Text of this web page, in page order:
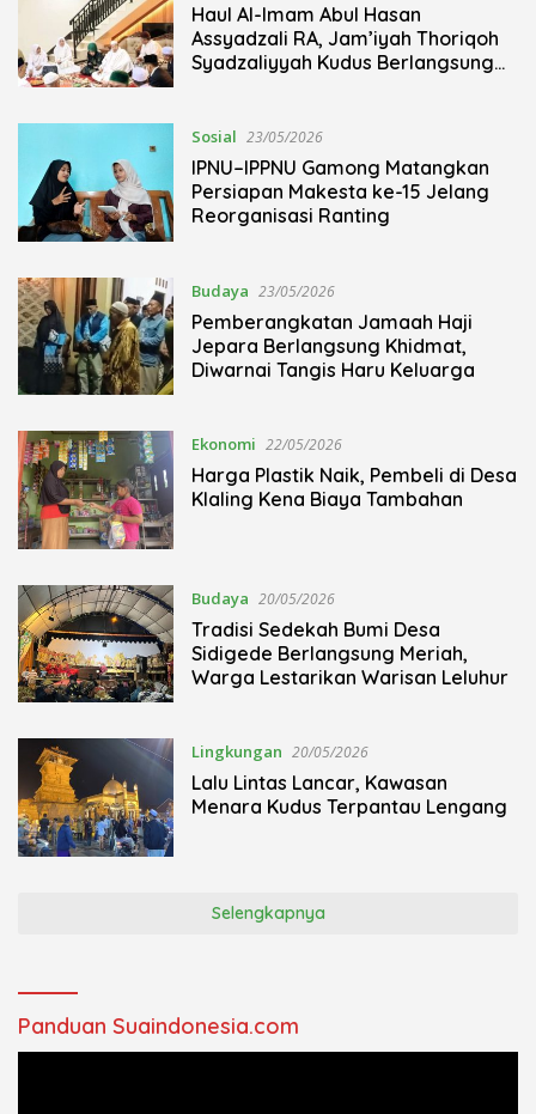
Haul Al-Imam Abul Hasan
Assyadzali RA, Jam’iyah Thoriqoh
Syadzaliyyah Kudus Berlangsung
Sosial 23/05/2026
IPNU–IPPNU Gamong Matangkan
Persiapan Makesta ke-15 Jelang
Reorganisasi Ranting
Budaya 23/05/2026
Pemberangkatan Jamaah Haji
Jepara Berlangsung Khidmat,
Diwarnai Tangis Haru Keluarga
Ekonomi 22/05/2026
Harga Plastik Naik, Pembeli di Desa
Klaling Kena Biaya Tambahan
Budaya 20/05/2026
Tradisi Sedekah Bumi Desa
Sidigede Berlangsung Meriah,
Warga Lestarikan Warisan Leluhur
Lingkungan 20/05/2026
Lalu Lintas Lancar, Kawasan
Menara Kudus Terpantau Lengang
Selengkapnya
Panduan Suaindonesia.com